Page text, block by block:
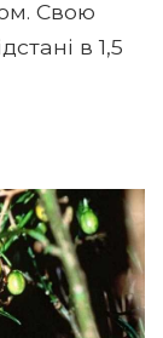
Свою
в 1,5